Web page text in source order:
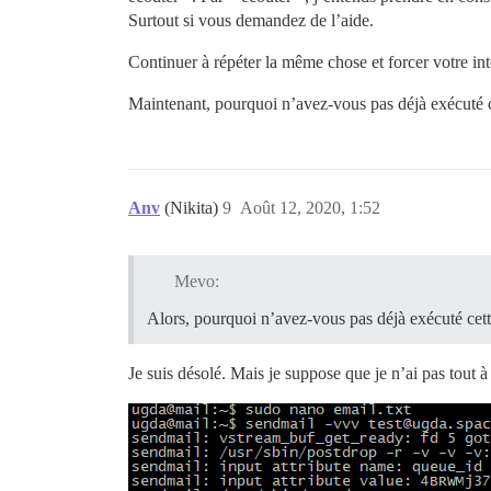
Surtout si vous demandez de l’aide.
Continuer à répéter la même chose et forcer votre
Maintenant, pourquoi n’avez-vous pas déjà exécuté
Anv (Nikita) Août 12, 2020, 1:52
9
Mevo:
Alors, pourquoi n’avez-vous pas déjà exécuté
Je suis désolé. Mais je suppose que je n’ai pas